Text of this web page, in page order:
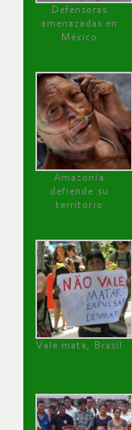
Defensoras
amenazadas en
México
Amazonía
defiende su
territorio
Vale mata, Brasil